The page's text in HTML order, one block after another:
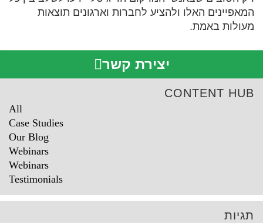
המאפיינים האלו ולהציע לחברות וארגונים תוצאות
מעולות באמת.
יצירת קשר
CONTENT HUB
All
Case Studies
Our Blog
Webinars
Webinars
Testimonials
תגיות